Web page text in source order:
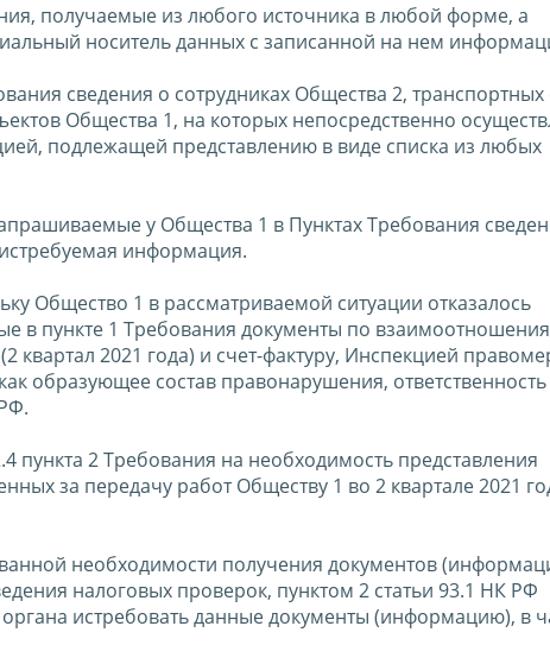
получаемые из любого источника в любой форме, а
носитель данных с записанной на нем
сведения о сотрудниках Общества 2, транспортных
Общества 1, на которых непосредственно
подлежащей представлению в виде списка из любых
у Общества 1 в Пунктах Требования
информация.
Общество 1 в рассматриваемой ситуации отказалось
в пункте 1 Требования документы по
2021 года) и счет-фактуру, Инспекцией
образующее состав правонарушения, ответственность
пункта 2 Требования на необходимость представления
за передачу работ Обществу 1 во 2 квартале 2021
необходимости получения документов
налоговых проверок, пунктом 2 статьи 93.1 НК РФ
истребовать данные документы (информацию), в